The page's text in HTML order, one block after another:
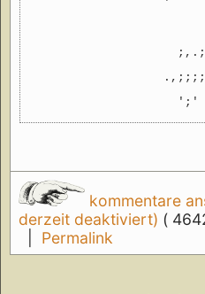
'
kommentare
derzeit deaktiviert) (
Permalink